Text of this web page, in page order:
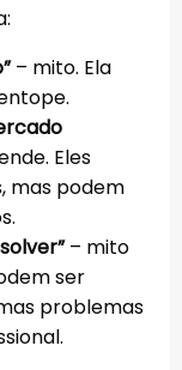
– mito. Ela
Eles
mas podem
– mito
ser
problemas